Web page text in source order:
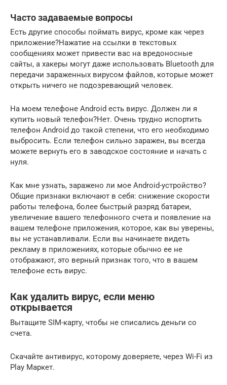
Часто задаваемые вопросы
Есть другие способы поймать вирус, кроме как через
приложение?Нажатие на ссылки в текстовых
сообщениях может привести вас на вредоносные
сайты, а хакеры могут даже использовать Bluetooth для
передачи зараженных вирусом файлов, которые может
открыть ничего не подозревающий человек.
На моем телефоне Android есть вирус. Должен ли я
купить новый телефон?Нет. Очень трудно испортить
телефон Android до такой степени, что его необходимо
выбросить. Если телефон сильно заражен, вы всегда
можете вернуть его в заводское состояние и начать с
нуля.
Как мне узнать, заражено ли мое Android-устройство?
Общие признаки включают в себя: снижение скорости
работы телефона, более быстрый разряд батареи,
увеличение вашего телефонного счета и появление на
вашем телефоне приложения, которое, как вы уверены,
вы не устанавливали. Если вы начинаете видеть
рекламу в приложениях, которые обычно ее не
отображают, это верный признак того, что в вашем
телефоне есть вирус.
Как удалить вирус, если меню
открывается
Вытащите SIM-карту, чтобы не списались деньги со
счета.
Скачайте антивирус, которому доверяете, через Wi-Fi из
Play Маркет.